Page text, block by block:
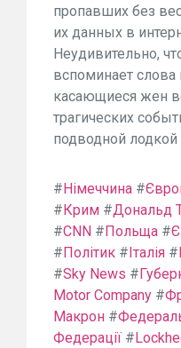
пропавших без
их данных в
Неудивительно,
вспоминает
касающиеся жен
трагических
подводной лодкой
# Німеччина #
# Крим #Дональд
#CNN # Польща #
# Політик # Італія #
#Sky News #
Motor Company #
Макрон #
Федерації #